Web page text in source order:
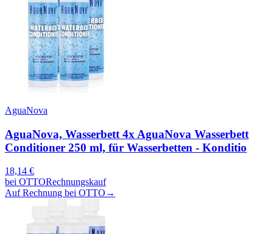
AguaNova
AguaNova, Wasserbett 4x AguaNova Wasserbett
Conditioner 250 ml, für Wasserbetten - Konditio
18,14 €
bei OTTORechnungskauf
Auf Rechnung bei OTTO →